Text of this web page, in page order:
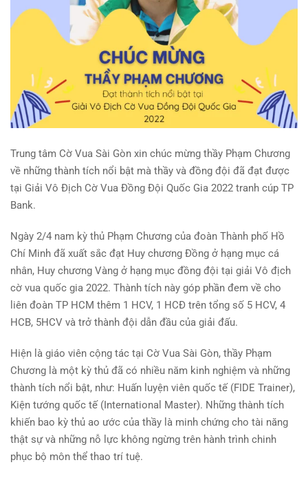
Trung tâm Cờ Vua Sài Gòn xin chúc mừng thầy Phạm Chương
về những thành tích nổi bật mà thầy và đồng đội đã đạt được
tại Giải Vô Địch Cờ Vua Đồng Đội Quốc Gia 2022 tranh cúp TP
Bank.
Ngày 2/4 nam kỳ thủ Phạm Chương của đoàn Thành phố Hồ
Chí Minh đã xuất sắc đạt Huy chương Đồng ở hạng mục cá
nhân, Huy chương Vàng ở hạng mục đồng đội tại giải Vô địch
cờ vua quốc gia 2022. Thành tích này góp phần đem về cho
liên đoàn TP HCM thêm 1 HCV, 1 HCĐ trên tổng số 5 HCV, 4
HCB, 5HCV và trở thành đội dẫn đầu của giải đấu.
Hiện là giáo viên cộng tác tại Cờ Vua Sài Gòn, thầy Phạm
Chương là một kỳ thủ đã có nhiều năm kinh nghiệm và những
thành tích nổi bật, như: Huấn luyện viên quốc tế (FIDE Trainer),
Kiện tướng quốc tế (International Master). Những thành tích
khiến bao kỳ thủ ao ước của thầy là minh chứng cho tài năng
thật sự và những nỗ lực không ngừng trên hành trình chinh
phục bộ môn thể thao trí tuệ.